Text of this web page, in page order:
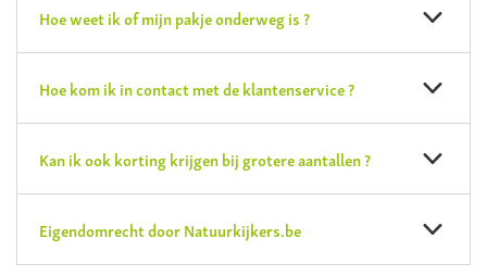
Hoe weet ik of mijn pakje onderweg is ?
Hoe kom ik in contact met de klantenservice ?
Kan ik ook korting krijgen bij grotere aantallen ?
Eigendomrecht door Natuurkijkers.be